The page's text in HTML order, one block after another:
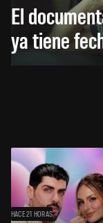
El
ya tiene
HACE 21 HORAS